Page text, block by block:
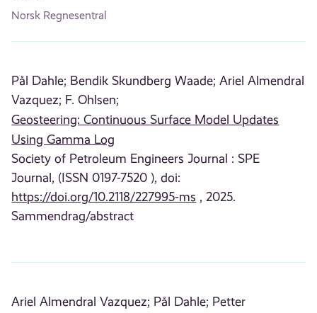
Norsk Regnesentral
Pål Dahle; Bendik Skundberg Waade; Ariel Almendral
Vazquez; F. Ohlsen;
Geosteering: Continuous Surface Model Updates
Using Gamma Log
Society of Petroleum Engineers Journal : SPE
Journal, (ISSN 0197-7520 ), doi:
https://doi.org/10.2118/227995-ms , 2025.
Sammendrag/abstract
Ariel Almendral Vazquez; Pål Dahle; Petter